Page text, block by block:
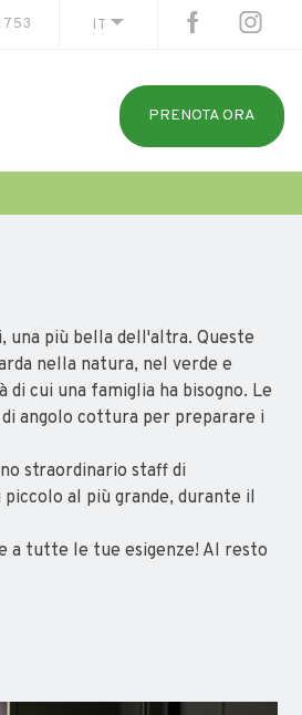
IT
PRENOTA ORA
una più bella dell'altra. Queste
nella natura, nel verde e
cui una famiglia ha bisogno. Le
angolo cottura per preparare i
straordinario staff di
al più grande, durante il
a tutte le tue esigenze! Al resto